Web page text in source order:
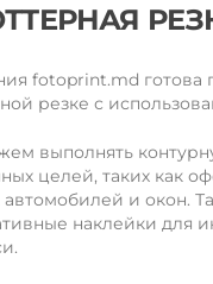
fotoprint.md готова
резке с
выполнять
целей, таких как
автомобилей и окон.
наклейки для